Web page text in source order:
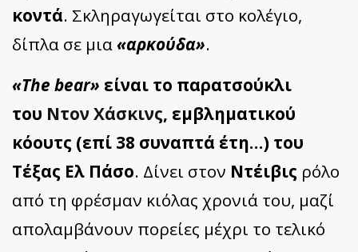
κοντά. Σκληραγωγείται στο κολέγιο,
δίπλα σε μια«αρκούδα».
«The bear» είναι το παρατσούκλι
του Ντον Χάσκινς, εμβληματικού
κόουτς (επί 38 συναπτά έτη…) του
Τέξας Ελ Πάσο. Δίνει στον Ντέιβις ρόλο
από τη φρέσμαν κιόλας χρονιά του, μαζί
απολαμβάνουν πορείες μέχρι το τελικό